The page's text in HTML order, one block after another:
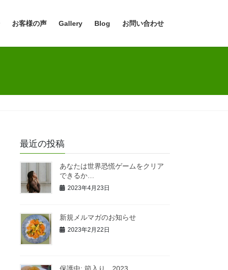
お客様の声 Gallery Blog お問い合わせ
最近の投稿
あなたは世界恐慌ゲームをクリア
できるか…
2023年4月23日
新規メルマガのお知らせ
2023年2月22日
保護中: 節入り…2023